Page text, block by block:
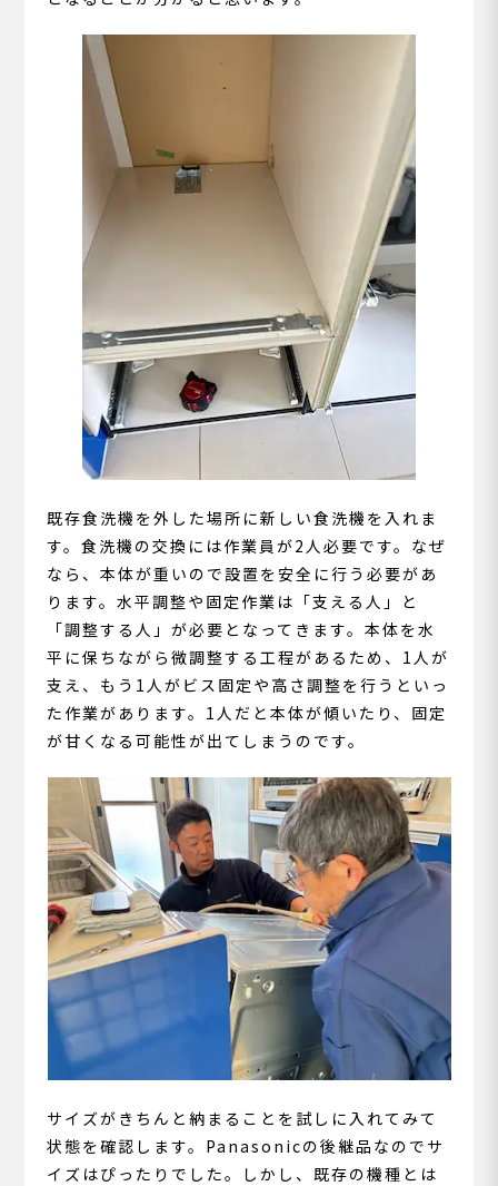
既存食洗機を外した場所に新しい食洗機を入れま
す。食洗機の交換には作業員が2人必要です。なぜ
なら、本体が重いので設置を安全に行う必要があ
ります。水平調整や固定作業は「支える人」と
「調整する人」が必要となってきます。本体を水
平に保ちながら微調整する工程があるため、1人が
支え、もう1人がビス固定や高さ調整を行うといっ
た作業があります。1人だと本体が傾いたり、固定
が甘くなる可能性が出てしまうのです。
サイズがきちんと納まることを試しに入れてみて
状態を確認します。Panasonicの後継品なのでサ
イズはぴったりでした。しかし、既存の機種とは